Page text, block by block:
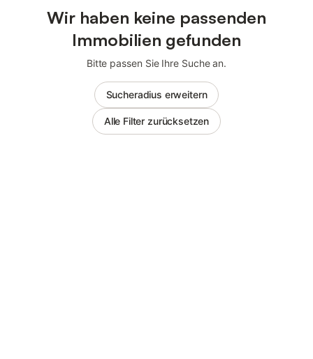
Wir haben keine passenden
Immobilien gefunden
Bitte passen Sie Ihre Suche an.
Sucheradius erweitern
Alle Filter zurücksetzen